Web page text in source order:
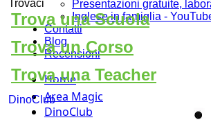
Presentazioni gratuite,
Inglese in famiglia -
Contatti
Blog
Recensioni
Home
Area Magic
DinoClub
Trovaci
Trova una Scuola
Trova un Corso
Trova una Teacher
DinoClub